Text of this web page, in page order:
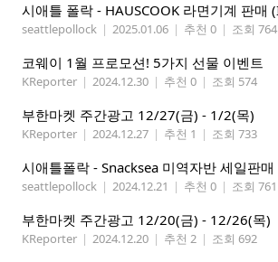
seattlepollock | 2025.01.06 | 추천 0 | 조회 764
코웨이 1월 프로모션! 5가지 선물 이벤트
KReporter | 2024.12.30 | 추천 0 | 조회 574
부한마켓 주간광고 12/27(금) - 1/2(목)
KReporter | 2024.12.27 | 추천 1 | 조회 733
시애틀폴락 - Snacksea 미역자반 세일판매
seattlepollock | 2024.12.21 | 추천 0 | 조회 761
부한마켓 주간광고 12/20(금) - 12/26(목)
KReporter | 2024.12.20 | 추천 2 | 조회 692